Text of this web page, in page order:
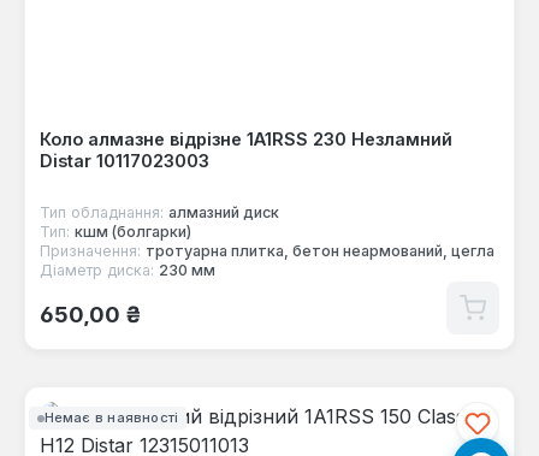
Коло алмазне відрізне 1A1RSS 230 Незламний
Distar 10117023003
Тип обладнання: алмазний диск
Тип: кшм (болгарки)
Призначення: тротуарна плитка, бетон неармований, цегла
Діаметр диска: 230 мм
Звичайна ціна:
650,00 ₴
Немає в наявності